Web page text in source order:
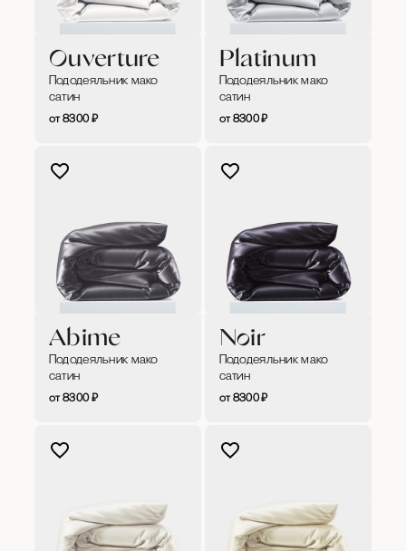
Ouverture
Пододеяльник мако
сатин
8300₽
Platinum
Пододеяльник мако
сатин
8300₽
Abime
Пододеяльник мако
сатин
8300₽
Noir
Пододеяльник мако
сатин
8300₽